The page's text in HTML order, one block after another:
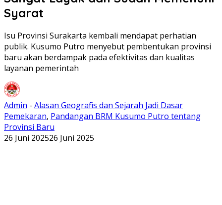
Syarat
Isu Provinsi Surakarta kembali mendapat perhatian
publik. Kusumo Putro menyebut pembentukan provinsi
baru akan berdampak pada efektivitas dan kualitas
layanan pemerintah
Admin - Alasan Geografis dan Sejarah Jadi Dasar
Pemekaran, Pandangan BRM Kusumo Putro tentang
Provinsi Baru
26 Juni 202526 Juni 2025